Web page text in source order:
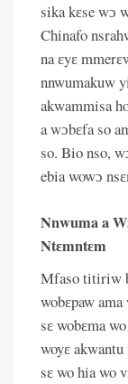
sika kɛse wɔ
Chinafo
na ɛyɛ
nnwumakuw
akwammisa
a wɔbɛfa so
so. Bio nso,
ebia wowɔ
Nnwuma a
Ntɛmntɛm
Mfaso titiriw
wobɛpaw
sɛ wobɛma
woyɛ akwantu
sɛ wo hia wo